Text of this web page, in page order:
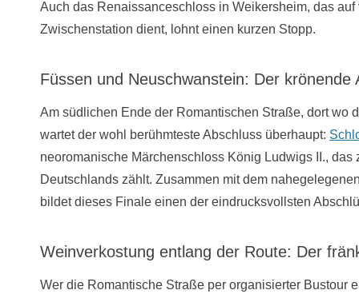
Auch das Renaissanceschloss in Weikersheim, das
Zwischenstation dient, lohnt einen kurzen Stopp.
Füssen und Neuschwanstein: Der krönende
Am südlichen Ende der Romantischen Straße, dort wo
wartet der wohl berühmteste Abschluss überhaupt:
neoromanische Märchenschloss König Ludwigs II.,
Deutschlands zählt. Zusammen mit dem
bildet dieses Finale einen der eindrucksvollsten
Weinverkostung entlang der Route: Der
Wer die Romantische Straße per organisierter Bustour